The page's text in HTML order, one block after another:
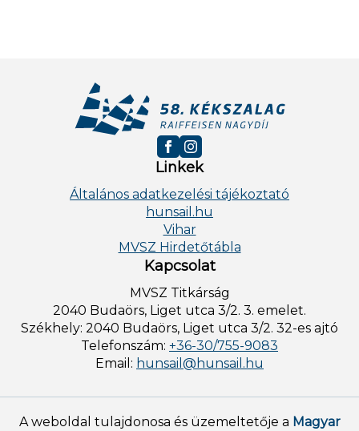
Linkek
Általános adatkezelési tájékoztató
hunsail.hu
Vihar
MVSZ Hirdetőtábla
Kapcsolat
MVSZ Titkárság
2040 Budaörs, Liget utca 3/2. 3. emelet.
Székhely: 2040 Budaörs, Liget utca 3/2. 32-es ajtó
Telefonszám: +36-30/755-9083
Email: hunsail@hunsail.hu
A weboldal tulajdonosa és üzemeltetője a Magyar